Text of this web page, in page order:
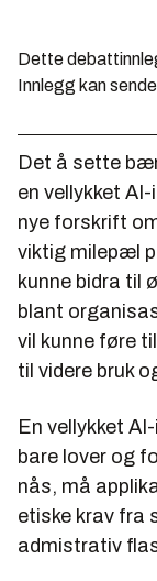
Dette
Innlegg kan
Det å sette
en vellykket
nye forskrift
viktig milepæl
kunne bidra til
blant
vil kunne føre
til videre bruk
En vellykket
bare lover og
nås, må
etiske krav fra
admistrativ